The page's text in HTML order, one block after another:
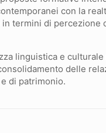
con la
termini di percezione
linguistica e
delle
di patrimonio.